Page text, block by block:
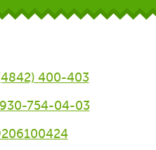
400-403
754-04-03